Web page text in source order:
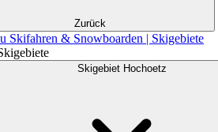
Zurück
Skifahren & Snowboarden | Skigebiete
Skigebiet Hochoetz